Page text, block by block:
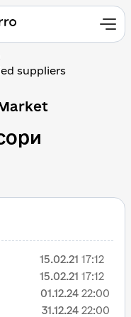
suppliers
15.02.21 17:12
15.02.21 17:12
01.12.24 22:00
31.12.24 22:00